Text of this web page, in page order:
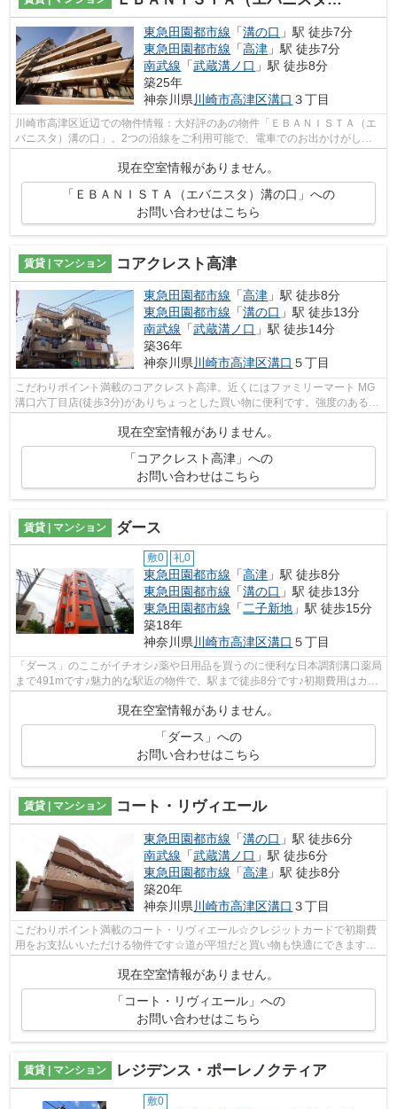
東急田園都市線 「溝の口 」駅 徒歩7分
東急田園都市線 「高津 」駅 徒歩7分
南武線 「武蔵溝ノ口 」駅 徒歩8分
築25年
神奈川県 川崎市高津区溝口 ３丁目
川崎市高津区近辺での物件情報：大好評のあの物件「ＥＢＡＮＩＳＴＡ（エ
バニスタ）溝の口」。2つの沿線をご利用可能で、電車でのお出かけがしや
現在空室情報がありません。
「ＥＢＡＮＩＳＴＡ（エバニスタ）溝の口」への
お問い合わせはこちら
賃貸 | マンション コアクレスト高津
東急田園都市線 「高津 」駅 徒歩8分
東急田園都市線 「溝の口 」駅 徒歩13分
南武線 「武蔵溝ノ口 」駅 徒歩14分
築36年
神奈川県川崎市高津区溝口 ５丁目
こだわりポイント満載のコアクレスト高津。近くにはファミリーマート MG
溝口六丁目店(徒歩3分)がありちょっとした買い物に便利です。強度のある外
観タイル張りは、外面の耐久性にも優...
現在空室情報がありません。
「コアクレスト高津」への
お問い合わせはこちら
賃貸 | マンション ダース
敷0 礼0
東急田園都市線 「高津 」駅 徒歩8分
東急田園都市線 「溝の口 」駅 徒歩13分
東急田園都市線 「二子新地 」駅 徒歩15分
築18年
神奈川県川崎市高津区溝口 ５丁目
「ダース」のここがイチオシ♪薬や日用品を買うのに便利な日本調剤溝口薬局
まで491mです♪魅力的な駅近の物件で、駅まで徒歩8分です♪初期費用はカー
現在空室情報がありません。
「ダース」への
お問い合わせはこちら
賃貸 | マンション コート・リヴィエール
東急田園都市線 「溝の口 」駅 徒歩6分
南武線 「武蔵溝ノ口 」駅 徒歩6分
東急田園都市線 「高津 」駅 徒歩8分
築20年
神奈川県 川崎市高津区溝口 ３丁目
こだわりポイント満載のコート・リヴィエール☆クレジットカードで初期費
用をお支払いいただける物件です☆道が平坦だと買い物も快適にできますね
現在空室情報がありません。
「コート・リヴィエール」への
お問い合わせはこちら
賃貸 | マンション レジデンス・ポーレノクティア
敷0